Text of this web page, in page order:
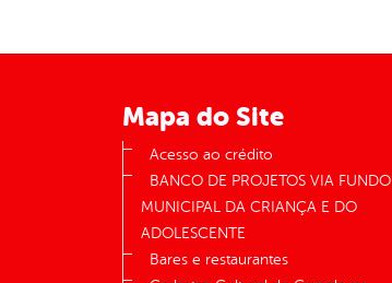
Mapa do Site
Acesso ao crédito
BANCO DE PROJETOS VIA FUNDO
MUNICIPAL DA CRIANÇA E DO
ADOLESCENTE
Bares e restaurantes